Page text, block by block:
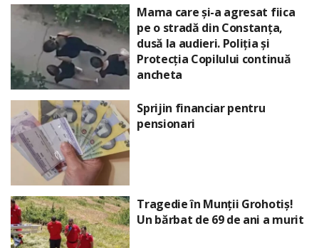
Mama care și-a agresat fiica
pe o stradă din Constanța,
dusă la audieri. Poliția și
Protecția Copilului continuă
ancheta
Sprijin financiar pentru
pensionari
Tragedie în Munții Grohotiș!
Un bărbat de 69 de ani a murit